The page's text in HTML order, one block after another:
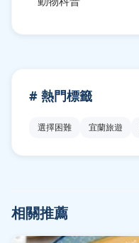
# 熱門標籤
選擇困難 宜蘭旅遊
相關推薦